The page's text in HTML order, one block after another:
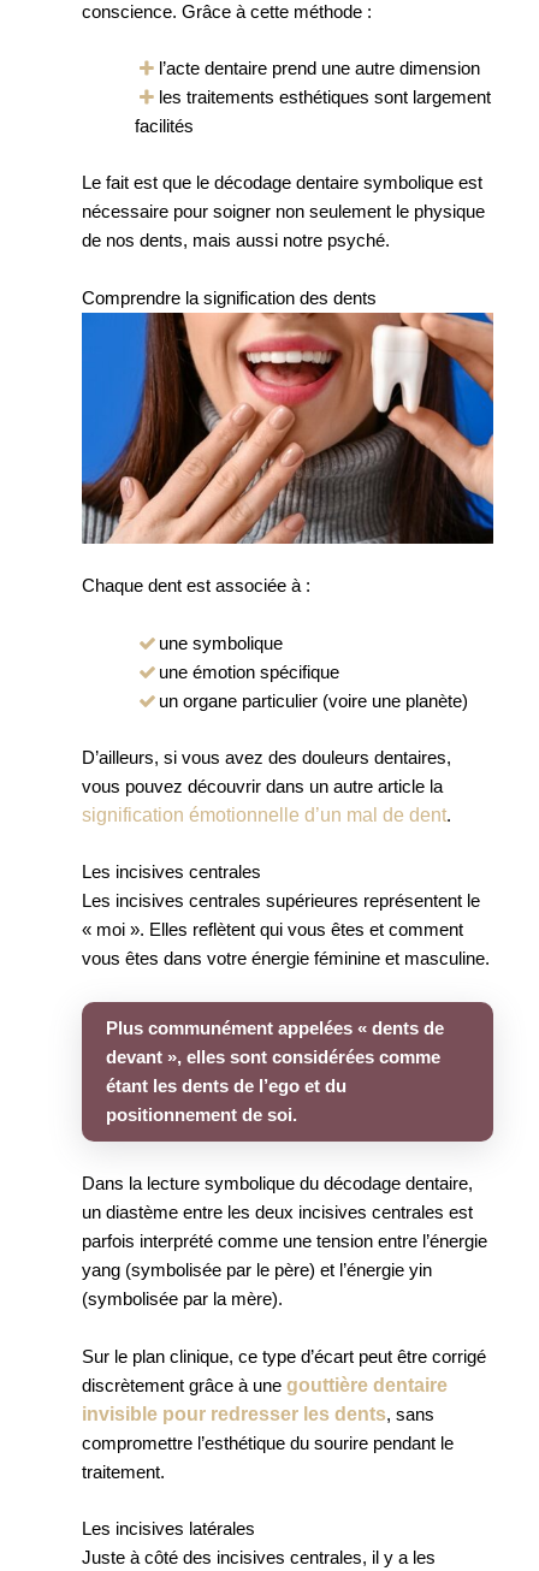
conscience. Grâce à cette méthode :
l’acte dentaire prend une autre dimension
les traitements esthétiques sont largement
facilités
Le fait est que le décodage dentaire symbolique est
nécessaire pour soigner non seulement le physique
de nos dents, mais aussi notre psyché.
Comprendre la signification des dents
Chaque dent est associée à :
une symbolique
une émotion spécifique
un organe particulier (voire une planète)
D’ailleurs, si vous avez des douleurs dentaires,
vous pouvez découvrir dans un autre article la
signification émotionnelle d’un mal de dent.
Les incisives centrales
Les incisives centrales supérieures représentent le
« moi ». Elles reflètent qui vous êtes et comment
vous êtes dans votre énergie féminine et masculine.
Plus communément appelées « dents de
devant », elles sont considérées comme
étant les dents de l’ego et du
positionnement de soi.
Dans la lecture symbolique du décodage dentaire,
un diastème entre les deux incisives centrales est
parfois interprété comme une tension entre l’énergie
yang (symbolisée par le père) et l’énergie yin
(symbolisée par la mère).
Sur le plan clinique, ce type d’écart peut être corrigé
discrètement grâce à une gouttière dentaire
invisible pour redresser les dents, sans
compromettre l’esthétique du sourire pendant le
traitement.
Les incisives latérales
Juste à côté des incisives centrales, il y a les